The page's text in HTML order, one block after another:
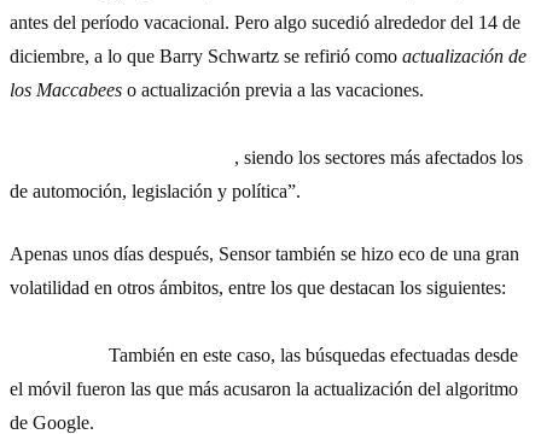
antes del período vacacional. Pero algo sucedió alrededor del 14 de
diciembre, a lo que Barry Schwartz se refirió como actualización de
los Maccabees o actualización previa a las vacaciones.
, siendo los sectores más afectados los
de automoción, legislación y política”.
Apenas unos días después, Sensor también se hizo eco de una gran
volatilidad en otros ámbitos, entre los que destacan los siguientes:
También en este caso, las búsquedas efectuadas desde
el móvil fueron las que más acusaron la actualización del algoritmo
de Google.